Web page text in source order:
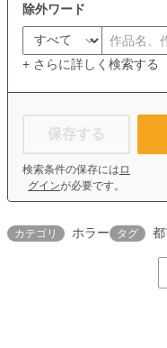
除外ワード
+ さらに詳しく検索する
保存する
検索条件の保存には ロ
グインが必要です。
カテゴリ ホラー タグ